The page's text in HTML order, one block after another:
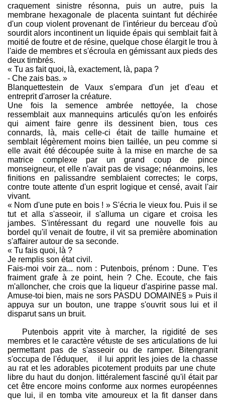
craquement sinistre résonna, puis un autre, puis la
membrane hexagonale de placenta suintant fut déchirée
d'un coup violent provenant de l'intérieur du berceau d'où
sourdit alors incontinent un liquide épais qui semblait fait à
moitié de foutre et de résine, quelque chose élargit le trou à
l'aide de membres et s'écroula en gémissant aux pieds des
deux timbrés.
« Tu as fait quoi, là, exactement, là, papa ?
- Che zais bas. »
Blanquettestein de Vaux s'empara d'un jet d'eau et
entreprit d'arroser la créature.
Une fois la semence ambrée nettoyée, la chose
ressemblait aux mannequins articulés qu'on les enfoirés
qui aiment faire genre ils dessinent bien, tous ces
connards, là, mais celle-ci était de taille humaine et
semblait légèrement moins bien taillée, un peu comme si
elle avait été découpée suite à la mise en marche de sa
matrice complexe par un grand coup de pince
monseigneur, et elle n'avait pas de visage; néanmoins, les
finitions en palissandre semblaient correctes; le corps,
contre toute attente d'un esprit logique et censé, avait l'air
vivant.
« Nom d'une pute en bois ! » S'écria le vieux fou. Puis il se
tut et alla s'asseoir, il s'alluma un cigare et croisa les
jambes. S'intéressant du regard une nouvelle fois au
bordel qu'il venait de foutre, il vit sa première abomination
s'affairer autour de sa seconde.
« Tu fais quoi, là ?
Je remplis son état civil.
Fais-moi voir za... nom : Putenbois, prénom : Dune. T'es
fraiment grafe à ze point, hein ? Che. Ecoute, che fais
m'alloncher, che crois que la liqueur d'aspirine passe mal.
Amuse-toi bien, mais ne sors PASDU DOMAINE§ » Puis il
appuya sur un bouton, une trappe s'ouvrit sous lui et il
disparut sans un bruit.
Putenbois apprit vite à marcher, la rigidité de ses
membres et le caractère vétuste de ses articulations de lui
permettant pas de s'asseoir ou de ramper. Bitengranit
s'occupa de l'éduquer, il lui apprit les joies de la chasse
au rat et les adorables picotement produits par une chute
libre du haut du donjon. littéralement fasciné qu'il était par
cet être encore moins conforme aux normes européennes
que lui, il en tomba vite amoureux et la fit danser dans